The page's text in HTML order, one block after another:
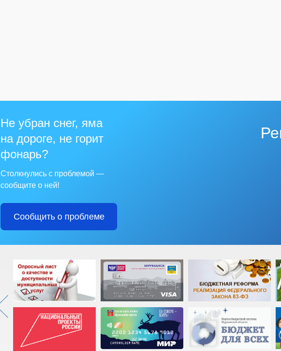
Не убран снег, яма
на дороге, не горит
фонарь?
Столкнулись с проблемой —
сообщите о ней!
Сообщить о проблеме